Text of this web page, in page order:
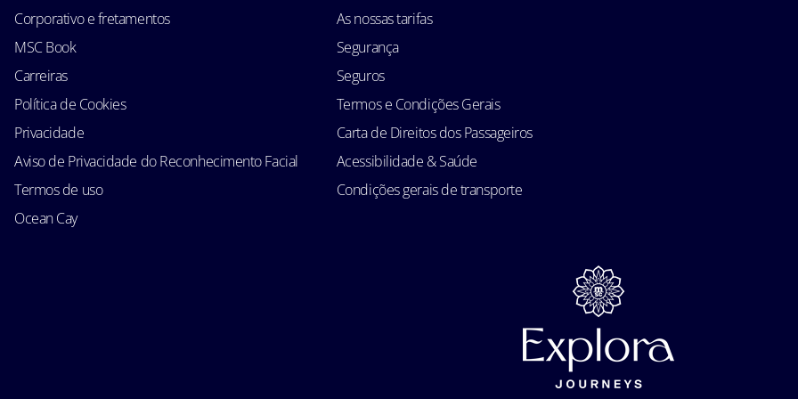
Corporativo e fretamentos
MSC Book
Carreiras
Política de Cookies
Privacidade
Aviso de Privacidade do Reconhecimento Facial
Termos de uso
Ocean Cay
As nossas tarifas
Segurança
Seguros
Termos e Condições Gerais
Carta de Direitos dos Passageiros
Acessibilidade & Saúde
Condições gerais de transporte